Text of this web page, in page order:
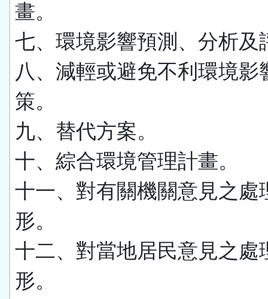
畫。
七、環境影響預測、分析及
八、減輕或避免不利環境影
策。
九、替代方案。
十、綜合環境管理計畫。
十一、對有關機關意見之處
形。
十二、對當地居民意見之處
形。